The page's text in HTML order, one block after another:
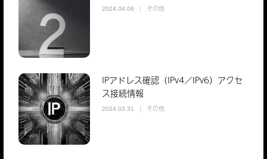
2024.04.06 その他
IPアドレス確認（IPv4／IPv6）アクセ
ス接続情報
2024.03.31 その他